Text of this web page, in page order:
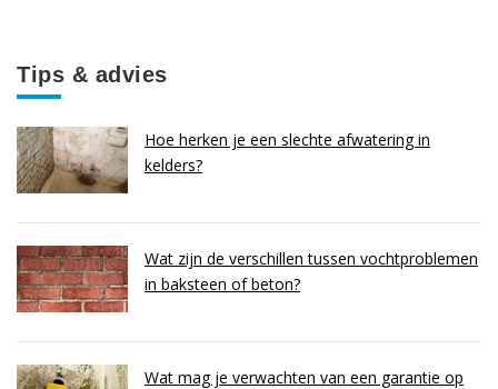
Tips & advies
Hoe herken je een slechte afwatering in
kelders?
Wat zijn de verschillen tussen vochtproblemen
in baksteen of beton?
Wat mag je verwachten van een garantie op